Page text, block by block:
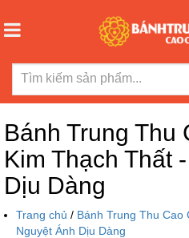
Bánh Trung Thu
Kim Thạch Thất
Dịu Dàng
Trang chủ / Bánh Trung Thu Cao
Nguyệt Ánh Dịu Dàng